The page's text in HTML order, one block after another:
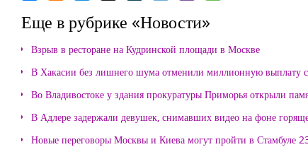
Еще в рубрике «Новости»
Взрыв в ресторане на Кудринской площади в Москве
В Хакасии без лишнего шума отменили миллионную выплату
Во Владивостоке у здания прокуратуры Приморья открыли
В Адлере задержали девушек, снимавших видео на фоне
Новые переговоры Москвы и Киева могут пройти в Стамбуле